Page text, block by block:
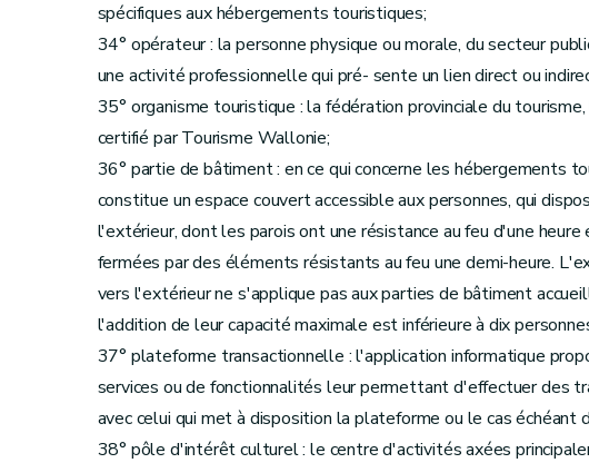
spécifiques aux hébergements touristiques;
34° opérateur : la personne physique ou morale, du secteur
une activité professionnelle qui pré- sente un lien direct ou
35° organisme touristique : la fédération provinciale du
certifié par Tourisme Wallonie;
36° partie de bâtiment : en ce qui concerne les hébergements
constitue un espace couvert accessible aux personnes, qui
l'extérieur, dont les parois ont une résistance au feu d'une
fermées par des éléments résistants au feu une demi-heure.
vers l'extérieur ne s'applique pas aux parties de bâtiment
l'addition de leur capacité maximale est inférieure à dix
37° plateforme transactionnelle : l'application informatique
services ou de fonctionnalités leur permettant d'effectuer des
avec celui qui met à disposition la plateforme ou le cas échéant
38° pôle d'intérêt culturel : le centre d'activités axées